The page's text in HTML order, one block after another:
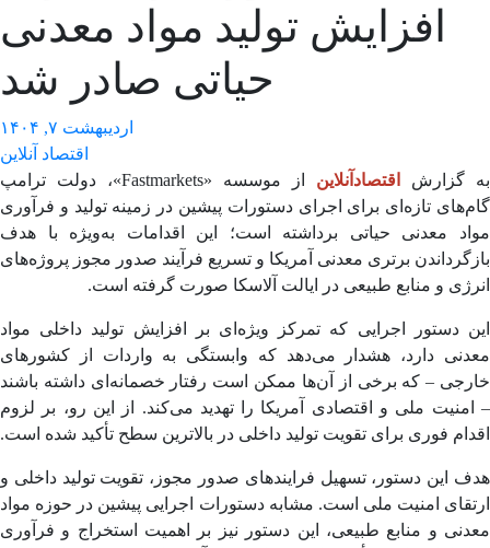
افزایش تولید مواد معدنی
حیاتی صادر شد
اردیبهشت ۷, ۱۴۰۴
اقتصاد آنلاین
گزارشاقتصادآنلاین
از موسسه «Fastmarkets»، دولت ترامپ
تازه‌ای برای اجرای دستورات پیشین در زمینه تولید و فرآوری
معدنی حیاتی برداشته است؛ این اقدامات به‌ویژه با هدف
برتری معدنی آمریکا و تسریع فرآیند صدور مجوز پروژه‌های
و منابع طبیعی در ایالت آلاسکا صورت گرفته است.
دستور اجرایی که تمرکز ویژه‌ای بر افزایش تولید داخلی مواد
دارد، هشدار می‌دهد که وابستگی به واردات از کشورهای
– که برخی از آن‌ها ممکن است رفتار خصمانه‌ای داشته باشند
ملی و اقتصادی آمریکا را تهدید می‌کند. از این رو، بر لزوم
فوری برای تقویت تولید داخلی در بالاترین سطح تأکید شده است.
این دستور، تسهیل فرایندهای صدور مجوز، تقویت تولید داخلی و
امنیت ملی است. مشابه دستورات اجرایی پیشین در حوزه مواد
و منابع طبیعی، این دستور نیز بر اهمیت استخراج و فرآوری